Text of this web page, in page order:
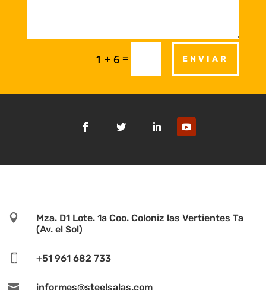
1 + 6 = ENVIAR

Mza. D1 Lote. 1a Coo. Coloniz las Vertientes Ta
(Av. el Sol)
 +51 961 682 733
 informes@steelsalas.com